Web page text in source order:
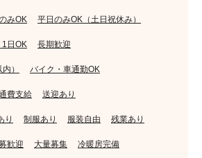
みOK 平日のみOK（土日祝休み）
1日OK 長期歓迎
） バイク・車通勤OK
費支給 送迎あり
り 制服あり 服装自由 残業あり
歓迎 大量募集 冷暖房完備